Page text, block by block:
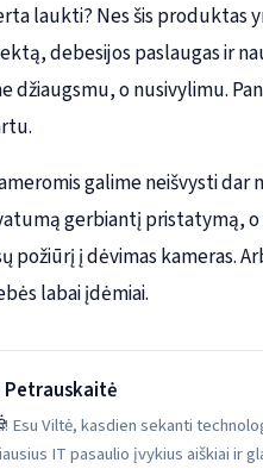
laukti? Nes šis produktas
debesijos paslaugas ir
džiaugsmu, o nusivylimu.
galime neišvysti dar
gerbiantį pristatymą, o
požiūrį į dėvimas kameras.
labai įdėmiai.
Petrauskaitė
Esu Viltė, kasdien sekanti
IT pasaulio įvykius aiškiai ir